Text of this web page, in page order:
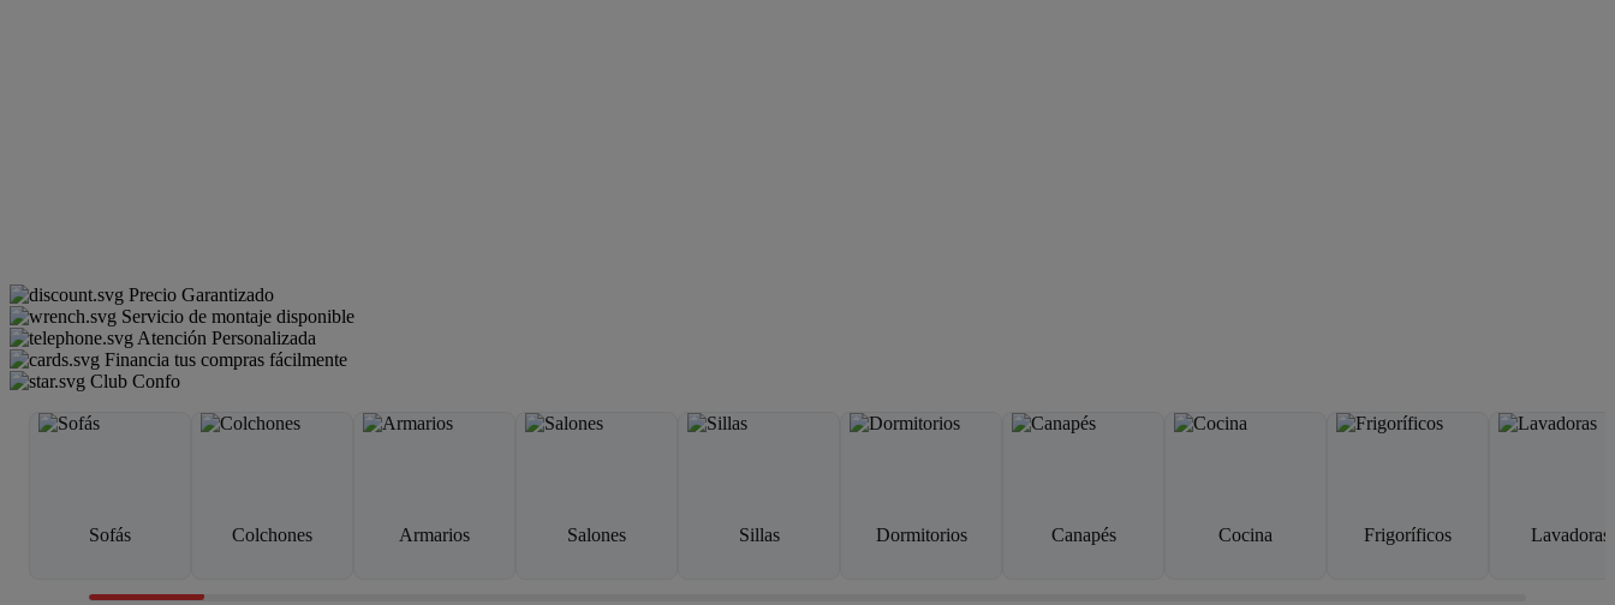
Precio Garantizado
Servicio de montaje disponible
Atención Personalizada
Financia tus compras fácilmente
Club Confo
Sofás Colchones Armarios Salones Sillas Dormitorios Canapés Cocina Frigoríficos Lavadoras